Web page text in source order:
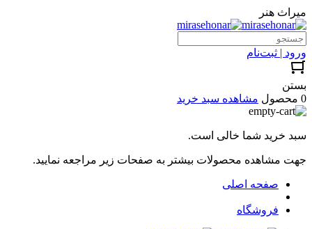
میراث هنر
ورود | ثبت‌نام
بستن
0 محصول
مشاهده سبد خرید
سبد خرید شما خالی است.
جهت مشاهده محصولات بیشتر به صفحات زیر مراجعه نمایید.
صفحه اصلی
فروشگاه